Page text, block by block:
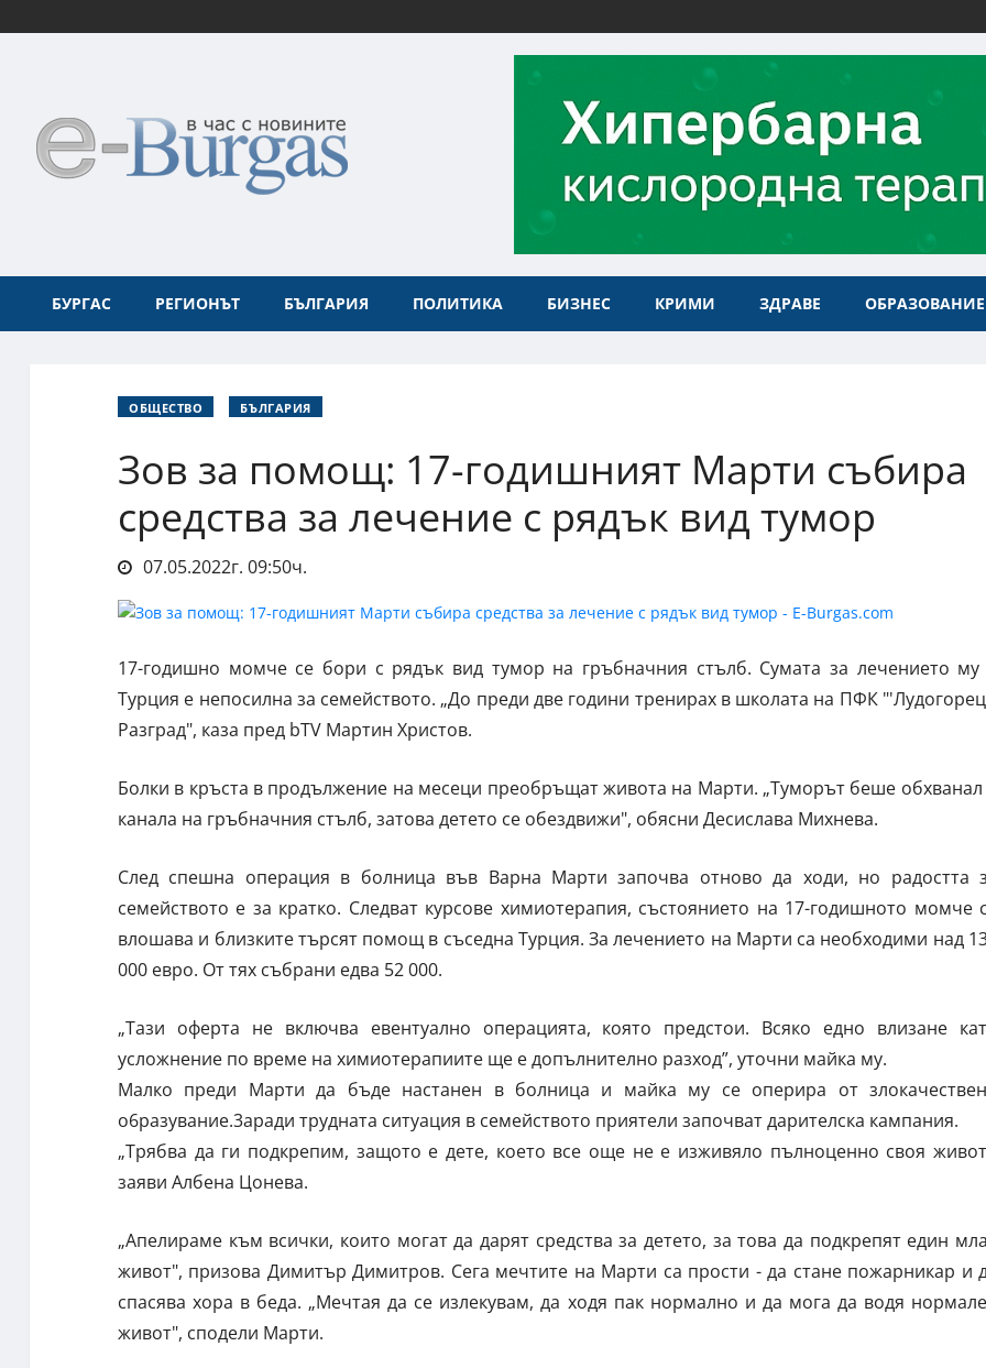
БУРГАС РЕГИОНЪТ БЪЛГАРИЯ ПОЛИТИКА БИЗНЕС КРИМИ ЗДРАВЕ ОБРАЗОВАНИЕ
ОБЩЕСТВО БЪЛГАРИЯ
Зов за помощ: 17-годишният Марти събира
средства за лечение с рядък вид тумор
07.05.2022г. 09:50ч.
17-годишно момче се бори с рядък вид тумор на гръбначния стълб. Сумата за лечението му
Турция е непосилна за семейството. „До преди две години тренирах в школата на ПФК
Разград", каза пред bTV Мартин Христов.
Болки в кръста в продължение на месеци преобръщат живота на Марти. „Туморът беше
канала на гръбначния стълб, затова детето се обездвижи", обясни Десислава Михнева.
След спешна операция в болница във Варна Марти започва отново да ходи, но радостта
семейството е за кратко. Следват курсове химиотерапия, състоянието на 17-годишното момче
влошава и близките търсят помощ в съседна Турция. За лечението на Марти са необходими над
000 евро. От тях събрани едва 52 000.
„Тази оферта не включва евентуално операцията, която предстои. Всяко едно влизане
усложнение по време на химиотерапиите ще е допълнително разход”, уточни майка му.
Малко преди Марти да бъде настанен в болница и майка му се оперира от
о6разувание.3аради трудната ситуация в семейството приятели започват дарителска кампания.
„Трябва да ги подкрепим, защото е дете, което все още не е изживяло пълноценно своя
заяви Албена Цонева.
„Апелираме към всички, които могат да дарят средства за детето, за това да подкрепят един
живот", призова Димитър Димитров. Сега мечтите на Марти са прости - да стане пожарникар и
спасява хора в беда. „Мечтая да се излекувам, да ходя пак нормално и да мога да водя
живот", сподели Марти.